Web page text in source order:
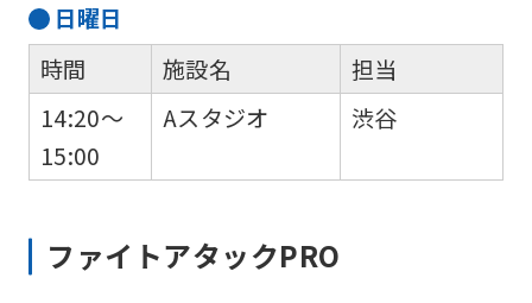
日曜日
時間
14:20～
15:00
施設名
Aスタジオ
担当
渋谷
ファイトアタックPRO